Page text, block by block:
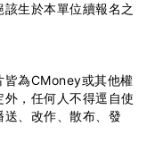
生於本單位續報名之
皆為CMoney或其他權
，任何人不得逕自使
、改作、散布、發